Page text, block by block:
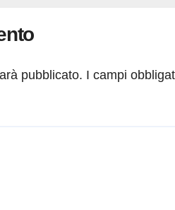
pubblicato. I campi